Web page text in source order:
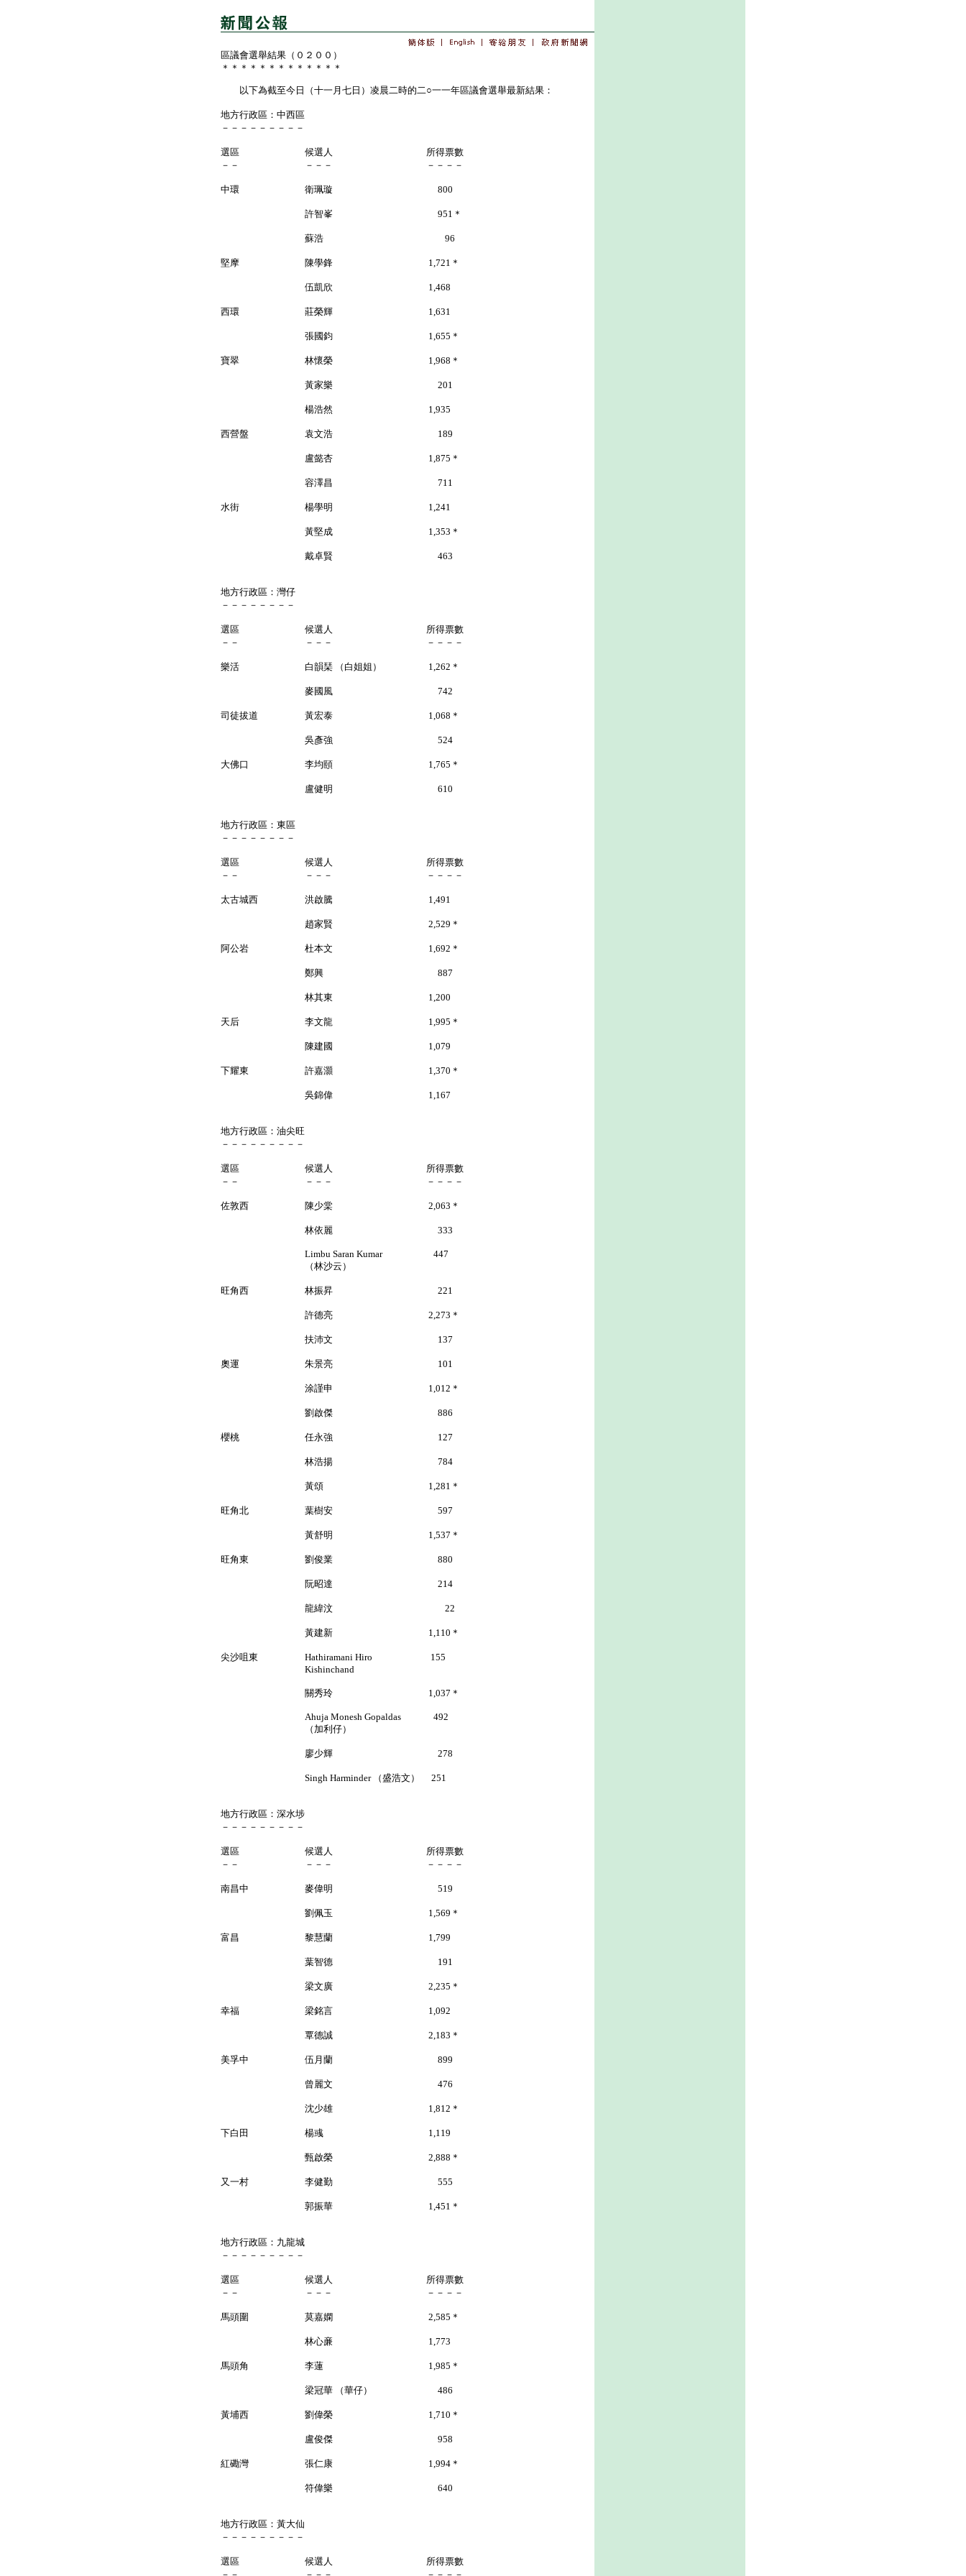
區議會選舉結果（０２００）
＊＊＊＊＊＊＊＊＊＊＊＊＊
以下為截至今日（十一月七日）凌晨二時的二○一一年區議會選舉最新結果：
地方行政區：中西區
－－－－－－－－－
選區 候選人 所得票數
－－ －－－ －－－－
中環 衛珮璇 800
許智峯 951＊
蘇浩 96
堅摩 陳學鋒 1,721＊
伍凱欣 1,468
西環 莊榮輝 1,631
張國鈞 1,655＊
寶翠 林懷榮 1,968＊
黃家樂 201
楊浩然 1,935
西營盤 袁文浩 189
盧懿杏 1,875＊
容澤昌 711
水街 楊學明 1,241
黃堅成 1,353＊
戴卓賢 463
地方行政區：灣仔
－－－－－－－－
選區 候選人 所得票數
－－ －－－ －－－－
樂活 白韻琹 （白姐姐） 1,262＊
麥國風 742
司徒拔道 黃宏泰 1,068＊
吳彥強 524
大佛口 李均頤 1,765＊
盧健明 610
地方行政區：東區
－－－－－－－－
選區 候選人 所得票數
－－ －－－ －－－－
太古城西 洪啟騰 1,491
趙家賢 2,529＊
阿公岩 杜本文 1,692＊
鄭興 887
林其東 1,200
天后 李文龍 1,995＊
陳建國 1,079
下耀東 許嘉灝 1,370＊
吳錦偉 1,167
地方行政區：油尖旺
－－－－－－－－－
選區 候選人 所得票數
－－ －－－ －－－－
佐敦西 陳少棠 2,063＊
林依麗 333
Limbu Saran Kumar 447
（林沙云）
旺角西 林振昇 221
許德亮 2,273＊
扶沛文 137
奧運 朱景亮 101
涂謹申 1,012＊
劉啟傑 886
櫻桃 任永強 127
林浩揚 784
黃頌 1,281＊
旺角北 葉樹安 597
黃舒明 1,537＊
旺角東 劉俊業 880
阮昭達 214
龍緯汶 22
黃建新 1,110＊
尖沙咀東 Hathiramani Hiro 155
Kishinchand
關秀玲 1,037＊
Ahuja Monesh Gopaldas 492
（加利仔）
廖少輝 278
Singh Harminder （盛浩文） 251
地方行政區：深水埗
－－－－－－－－－
選區 候選人 所得票數
－－ －－－ －－－－
南昌中 麥偉明 519
劉佩玉 1,569＊
富昌 黎慧蘭 1,799
葉智德 191
梁文廣 2,235＊
幸福 梁銘言 1,092
覃德誠 2,183＊
美孚中 伍月蘭 899
曾麗文 476
沈少雄 1,812＊
下白田 楊彧 1,119
甄啟榮 2,888＊
又一村 李健勤 555
郭振華 1,451＊
地方行政區：九龍城
－－－－－－－－－
選區 候選人 所得票數
－－ －－－ －－－－
馬頭圍 莫嘉嫻 2,585＊
林心亷 1,773
馬頭角 李蓮 1,985＊
梁冠華 （華仔） 486
黃埔西 劉偉榮 1,710＊
盧俊傑 958
紅磡灣 張仁康 1,994＊
符偉樂 640
地方行政區：黃大仙
－－－－－－－－－
選區 候選人 所得票數